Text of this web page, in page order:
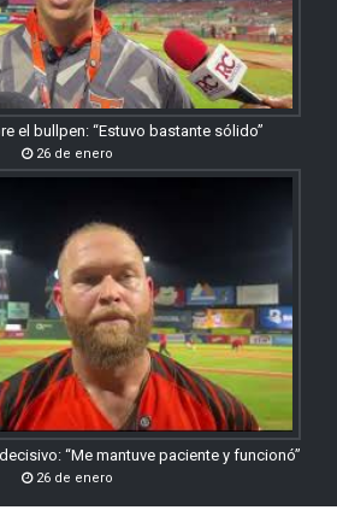
el bullpen: “Estuvo bastante sólido”
26 de enero
“Me mantuve paciente y funcionó”
26 de enero